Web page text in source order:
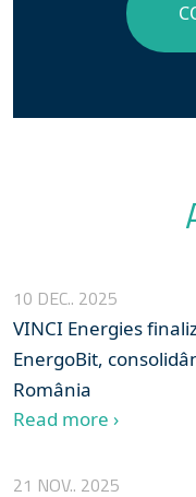
10 DEC.. 2025
VINCI Energies
EnergoBit,
România
Read more ›
21 NOV.. 2025